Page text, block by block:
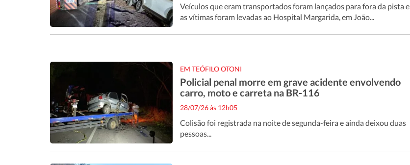
Veículos que eram transportados foram lançados para fora da pista e
as vítimas foram levadas ao Hospital Margarida, em João...
EM TEÓFILO OTONI
Policial penal morre em grave acidente envolvendo
carro, moto e carreta na BR-116
28/07/26 às 12h05
Colisão foi registrada na noite de segunda-feira e ainda deixou duas
pessoas...